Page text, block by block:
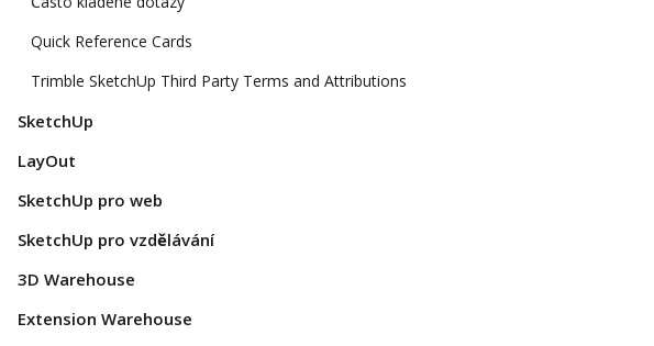
Quick Reference Cards
Trimble SketchUp Third Party Terms and Attributions
SketchUp
LayOut
SketchUp pro web
SketchUp pro vzdělávání
3D Warehouse
Extension Warehouse